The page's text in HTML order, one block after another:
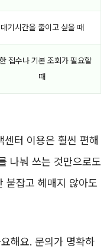
대기시간을 줄이고 싶을 때
접수나 기본 조회가 필요할
때
센터 이용은 훨씬 편해
나눠 쓰는 것만으로도
붙잡고 헤매지 않아도
해요. 문의가 명확하